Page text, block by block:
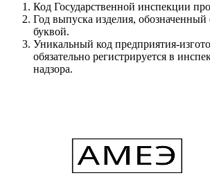
Код Государственной инспекции
Год выпуска изделия, обозначенный
буквой.
Уникальный код предприятия-
обязательно регистрируется в
надзора.